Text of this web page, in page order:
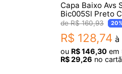
Capa Baixo Avs
Bic005Sl Preto
R$ 160,93
R$ 128,74 à
ou R$146,30 em
R$29,26 no